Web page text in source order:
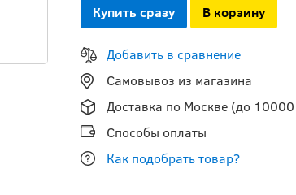
Купить сразу В корзину
Добавить в сравнение
Самовывоз из магазина
Доставка по Москве (до
Способы оплаты
Как подобрать товар?
22